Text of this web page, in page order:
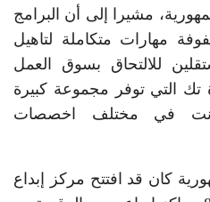
مشيرا إلى أن البرامج
مهارات متكاملة لتاهيل
للالتحاق بسوق العمل
تك التي توفر مجموعة كبيرة
في مختلف اخصصات
كان قد افتتح مركز إبداع